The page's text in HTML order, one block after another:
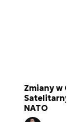
Zmiany w
NATO